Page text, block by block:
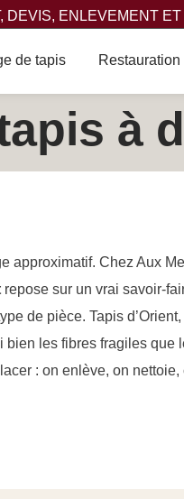
DEVIS, ENLEVEMENT
de tapis
à
approximatif. Chez Aux
repose sur un vrai savoir-
de pièce. Tapis
les fibres fragiles que
: on enlève, on